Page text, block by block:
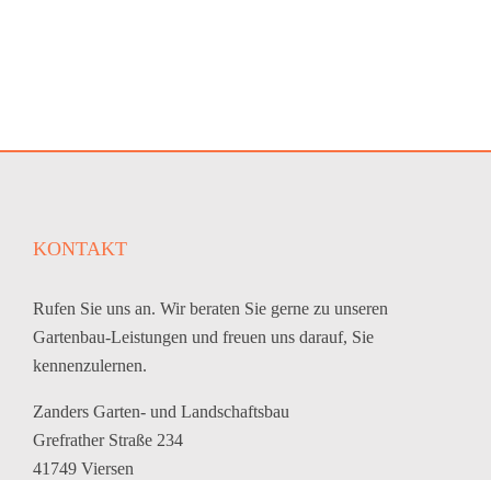
KONTAKT
Rufen Sie uns an. Wir beraten Sie gerne zu unseren
Gartenbau-Leistungen und freuen uns darauf, Sie
kennenzulernen.
Zanders Garten- und Landschaftsbau
Grefrather Straße 234
41749 Viersen